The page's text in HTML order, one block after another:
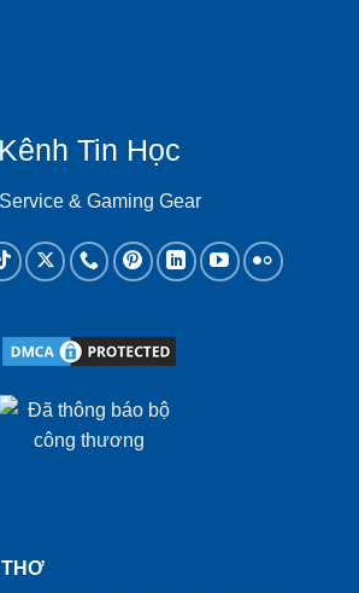
Kênh Tin Học
Service & Gaming Gear